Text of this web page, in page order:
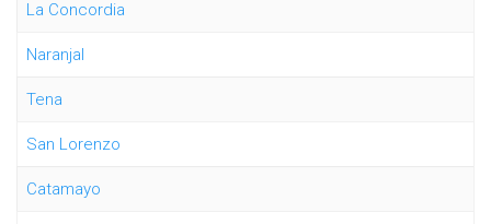
La Concordia
Naranjal
Tena
San Lorenzo
Catamayo